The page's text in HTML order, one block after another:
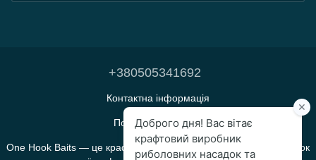
+380505341692
Контактна інформація
Повна версія сайту
One Hook Baits — це крафтове виробництво прикормок і насадок